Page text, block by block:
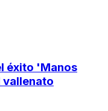
éxito 'Manos
vallenato